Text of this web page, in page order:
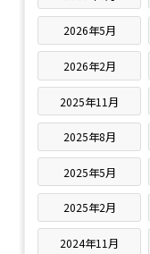
2026年5月
2026年2月
2025年11月
2025年8月
2025年5月
2025年2月
2024年11月